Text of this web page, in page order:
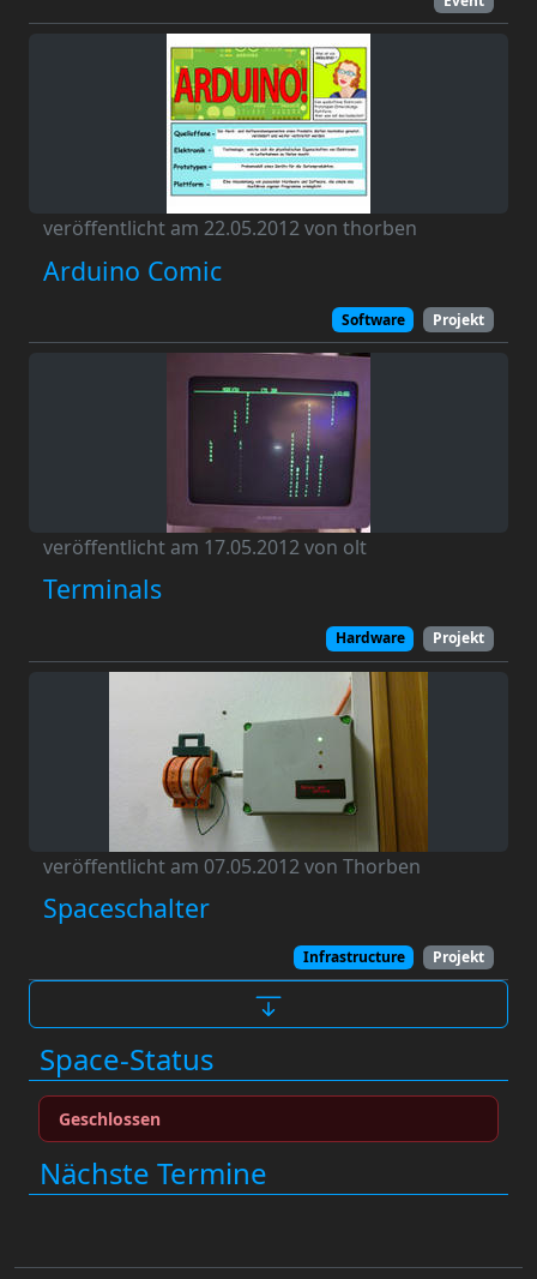
veröffentlicht am 22.05.2012 von thorben
Arduino Comic
Software Projekt
veröffentlicht am 17.05.2012 von olt
Terminals
Hardware Projekt
veröffentlicht am 07.05.2012 von Thorben
Spaceschalter
Infrastructure Projekt
Space-Status
Geschlossen
Nächste Termine